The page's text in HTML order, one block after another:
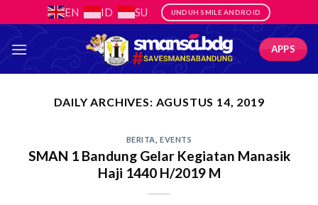
to
content
EN ID SU UNDUH SMILE ANDROID
APPS
DAILY ARCHIVES: AGUSTUS 14, 2019
BERITA ,EVENTS
SMAN 1 Bandung Gelar Kegiatan Manasik
Haji 1440 H/2019 M